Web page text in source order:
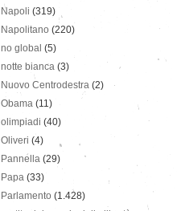
Napoli (319)
Napolitano (220)
no global (5)
notte bianca (3)
Nuovo Centrodestra (2)
Obama (11)
olimpiadi (40)
Oliveri (4)
Pannella (29)
Papa (33)
Parlamento (1.428)